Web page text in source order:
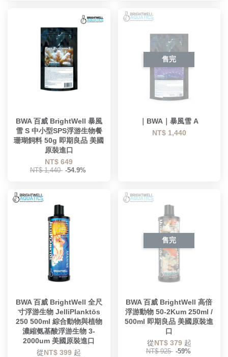
BWA 百威 BrightWell 暴風
雪 S 中小型SPS浮游生物餐
珊瑚飼料 50g 即期良品 美國
原裝進口
NT$ 649
NT$ 1,440 -54.9%
售完
｜BWA｜暴風雪 A
NT$ 1,440
BWA 百威 BrightWell 全尺
寸浮游生物 JelliPlanktōs
250 500ml 綜合動物與植物
濃縮氨基酸浮游生物 3-
2000um 美國原裝進口
從NT$ 399 起
售完
BWA 百威 BrightWell 高倍
浮游動物 50-2Kum 250ml /
500ml 即期良品 美國原裝進
口
從NT$ 379 起
NT$ 925 -59%